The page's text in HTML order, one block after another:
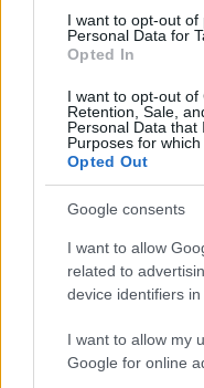
I want to opt-out of
Personal Data for
Opted In
I want to opt-out of
Retention, Sale,
Personal Data that
Purposes for which
Opted Out
Google consents
I want to allow
related to
device identifiers in
I want to allow my
Google for online
Kamieniarz II
ramach 10. kolejki - Dębica
Kamieniarz II Golemki
gospodarza. Jak drużyna
Dębica > Klasa B, gr. II
możecie zobaczyć tabelę
biorącej pod uwagę
sprawdzić jak spisuje się klub
Dębica > Klasa B, gr. II -
Przed meczami 10.
(Kamieniarz II Golemki)
Poniżej znajdziesz także
bramkowe.